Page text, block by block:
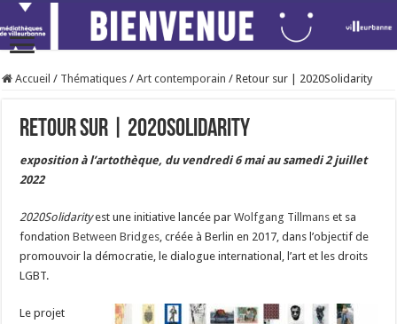
Accueil / Thématiques / Art contemporain / Retour sur | 2020Solidarity
Retour sur | 2020Solidarity
exposition à l’artothèque, du vendredi 6 mai au samedi 2 juillet
2022
2020Solidarityest une initiative lancée parWolfgang Tillmans et sa
fondationBetween Bridges , créée à Berlin en 2017, dans l’objectif de
promouvoir la démocratie, le dialogue international, l’art et les droits
LGBT.
Le projet